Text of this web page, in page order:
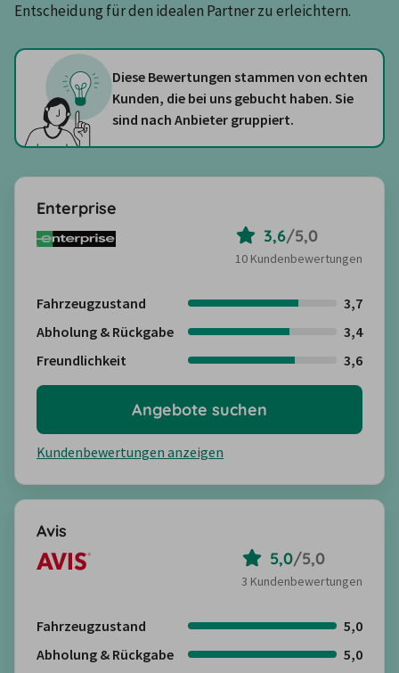
Entscheidung für den idealen Partner zu erleichtern.
Diese Bewertungen stammen von echten
Kunden, die bei uns gebucht haben. Sie
sind nach Anbieter gruppiert.
Enterprise
3,6/5,0
10 Kundenbewertungen
Fahrzeugzustand
3,7
Abholung & Rückgabe
3,4
Freundlichkeit
3,6
Kundenbewertungen anzeigen
Angebote suchen
Avis
5,0/5,0
3 Kundenbewertungen
Fahrzeugzustand
5,0
Abholung & Rückgabe
5,0